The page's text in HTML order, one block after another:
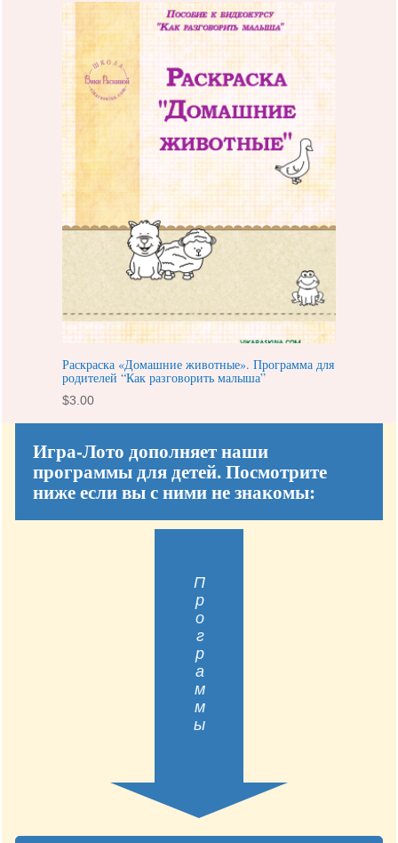
Раскраска «Домашние животные». Программа для
родителей “Как разговорить малыша”
$3.00
Игра-Лото дополняет наши
программы для детей. Посмотрите
ниже если вы с ними не знакомы:
Программы